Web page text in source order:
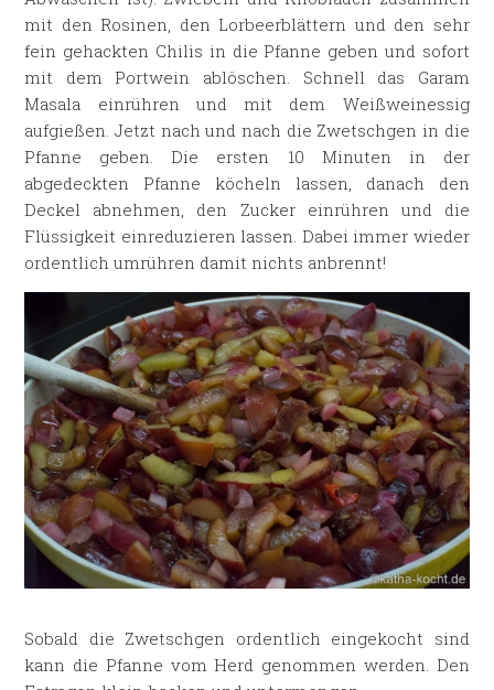
mit den Rosinen, den Lorbeerblättern und den sehr
fein gehackten Chilis in die Pfanne geben und sofort
mit dem Portwein ablöschen. Schnell das Garam
Masala einrühren und mit dem Weißweinessig
aufgießen. Jetzt nach und nach die Zwetschgen in die
Pfanne geben. Die ersten 10 Minuten in der
abgedeckten Pfanne köcheln lassen, danach den
Deckel abnehmen, den Zucker einrühren und die
Flüssigkeit einreduzieren lassen. Dabei immer wieder
ordentlich umrühren damit nichts anbrennt!
Sobald die Zwetschgen ordentlich eingekocht sind
kann die Pfanne vom Herd genommen werden. Den